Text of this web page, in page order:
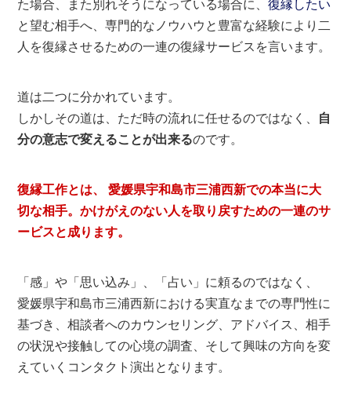
た場合、また別れそうになっている場合に、復縁したい
と望む相手へ、専門的なノウハウと豊富な経験により二
人を復縁させるための一連の復縁サービスを言います。
道は二つに分かれています。
しかしその道は、ただ時の流れに任せるのではなく、 自
分の意志で変えることが出来るのです。
復縁工作とは、 愛媛県宇和島市三浦西新での本当に大
切な相手。かけがえのない人を取り戻すための一連のサ
ービスと成ります。
「感」や「思い込み」、「占い」に頼るのではなく、
愛媛県宇和島市三浦西新における実直なまでの専門性に
基づき、相談者へのカウンセリング、アドバイス、相手
の状況や接触しての心境の調査、そして興味の方向を変
えていくコンタクト演出となります。